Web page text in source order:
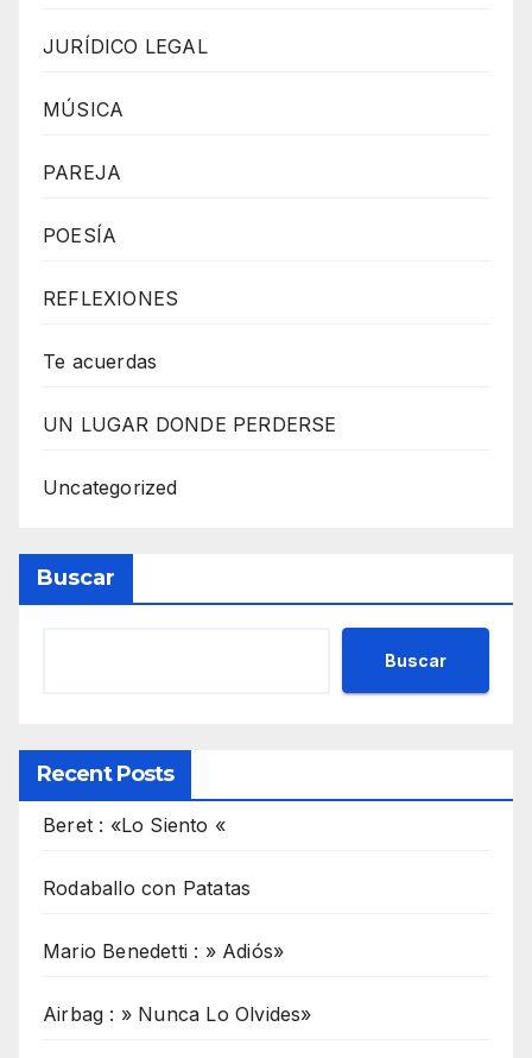
JURÍDICO LEGAL
MÚSICA
PAREJA
POESÍA
REFLEXIONES
Te acuerdas
UN LUGAR DONDE PERDERSE
Uncategorized
Buscar
Buscar
Recent Posts
Beret : «Lo Siento «
Rodaballo con Patatas
Mario Benedetti : » Adiós»
Airbag : » Nunca Lo Olvides»